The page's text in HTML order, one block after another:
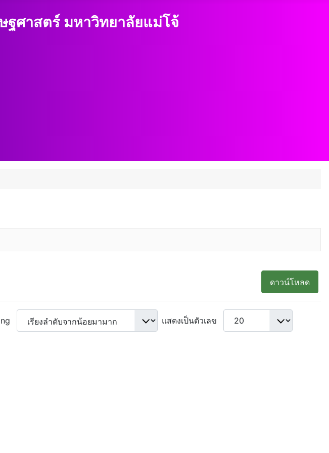
ฐศาสตร์ มหาวิทยาลัยแม่โจ้
ดาวน์โหลด
แสดงเป็นตัวเลข